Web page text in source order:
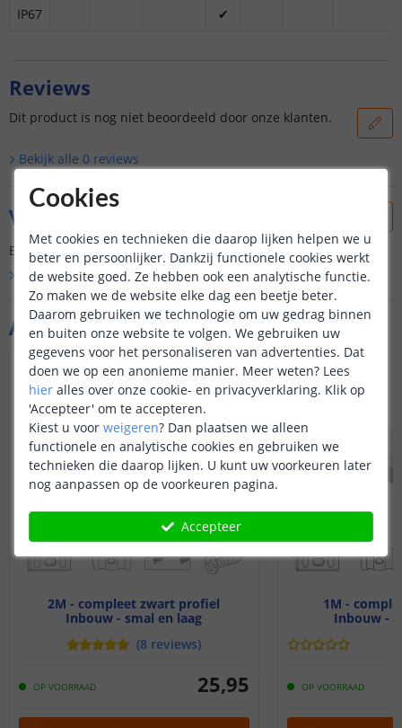
IP67 ✔
Aanvullende producten
2M - compleet zwart profiel
Inbouw - smal en laag
(8 reviews)
OP VOORRAAD 25,95
NIEUW
1M -
Inbouw -
OP VOORRAAD
Reviews
Dit product is nog niet beoordeeld door onze klanten.
Bekijk alle 0 reviews
Vraag & antwoord
Er is nog geen vraag gesteld over dit product.
Bekijk alle Vraag & antwoord
Cookies
Met cookies en technieken die daarop lijken helpen we u
beter en persoonlijker. Dankzij functionele cookies werkt
de website goed. Ze hebben ook een analytische functie.
Zo maken we de website elke dag een beetje beter.
Daarom gebruiken we technologie om uw gedrag binnen
en buiten onze website te volgen. We gebruiken uw
gegevens voor het personaliseren van advertenties. Dat
doen we op een anonieme manier. Meer weten? Lees
hier alles over onze cookie- en privacyverklaring. Klik op
'Accepteer' om te accepteren.
Kiest u voor weigeren? Dan plaatsen we alleen
functionele en analytische cookies en gebruiken we
technieken die daarop lijken. U kunt uw voorkeuren later
nog aanpassen op de voorkeuren pagina.
Accepteer